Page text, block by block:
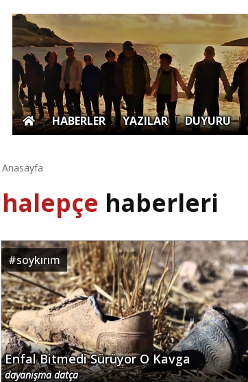
|HABERLER|YAZILAR|DUYURU|
Anasayfa
halepçe haberleri
#soykırım
Enfal Bitmedi Sürüyor O Kavga
dayanışma datça